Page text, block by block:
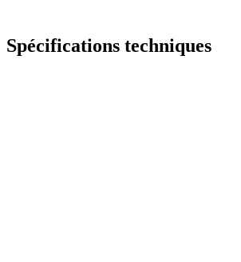
Spécifications techniques